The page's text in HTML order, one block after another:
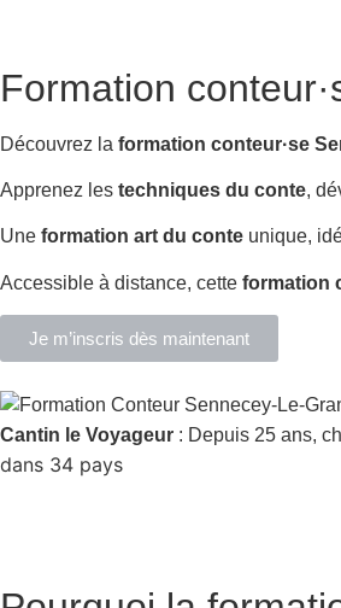
Formation
Découvrez la formation conteur·se
Apprenez les techniques du conte,
Une formation art du conte unique,
Accessible à distance, cette formation
Je m’inscris dès maintenant
Cantin le Voyageur : Depuis 25 ans,
dans 34 pays